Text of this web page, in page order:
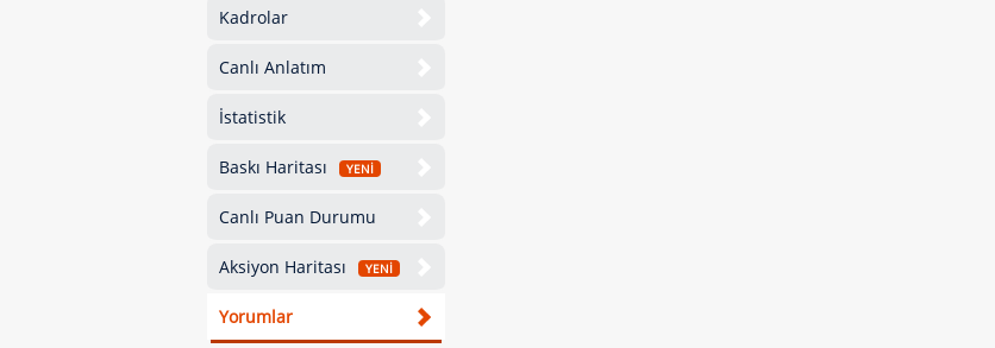
Kadrolar
Canlı Anlatım
İstatistik
Baskı Haritası YENİ
Canlı Puan Durumu
Aksiyon Haritası YENİ
Yorumlar